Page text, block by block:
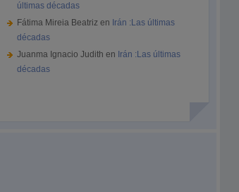
últimas décadas
Fátima Mireia Beatriz en Irán :Las últimas
décadas
Juanma Ignacio Judith en Irán :Las últimas
décadas